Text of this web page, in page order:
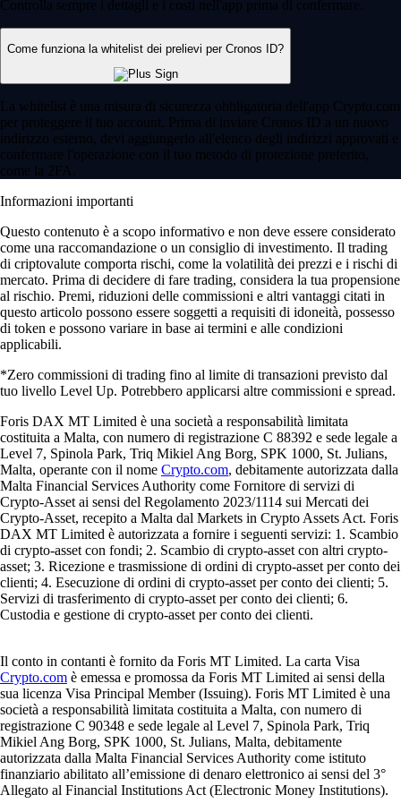
Controlla sempre i dettagli e i costi nell'app prima di confermare.
Come funziona la whitelist dei prelievi per Cronos ID?
La whitelist è una misura di sicurezza obbligatoria dell'app Crypto.com
per proteggere il tuo account. Prima di inviare Cronos ID a un nuovo
indirizzo esterno, devi aggiungerlo all'elenco degli indirizzi approvati e
confermare l'operazione con il tuo metodo di protezione preferito,
come la 2FA.
Informazioni importanti
Questo contenuto è a scopo informativo e non deve essere considerato
come una raccomandazione o un consiglio di investimento. Il trading
di criptovalute comporta rischi, come la volatilità dei prezzi e i rischi di
mercato. Prima di decidere di fare trading, considera la tua propensione
al rischio. Premi, riduzioni delle commissioni e altri vantaggi citati in
questo articolo possono essere soggetti a requisiti di idoneità, possesso
di token e possono variare in base ai termini e alle condizioni
applicabili.
*Zero commissioni di trading fino al limite di transazioni previsto dal
tuo livello Level Up. Potrebbero applicarsi altre commissioni e spread.
Foris DAX MT Limited è una società a responsabilità limitata
costituita a Malta, con numero di registrazione C 88392 e sede legale a
Level 7, Spinola Park, Triq Mikiel Ang Borg, SPK 1000, St. Julians,
Malta, operante con il nome Crypto.com, debitamente autorizzata dalla
Malta Financial Services Authority come Fornitore di servizi di
Crypto-Asset ai sensi del Regolamento 2023/1114 sui Mercati dei
Crypto-Asset, recepito a Malta dal Markets in Crypto Assets Act. Foris
DAX MT Limited è autorizzata a fornire i seguenti servizi: 1. Scambio
di crypto-asset con fondi; 2. Scambio di crypto-asset con altri crypto-
asset; 3. Ricezione e trasmissione di ordini di crypto-asset per conto dei
clienti; 4. Esecuzione di ordini di crypto-asset per conto dei clienti; 5.
Servizi di trasferimento di crypto-asset per conto dei clienti; 6.
Custodia e gestione di crypto-asset per conto dei clienti.
Il conto in contanti è fornito da Foris MT Limited. La carta Visa
Crypto.com è emessa e promossa da Foris MT Limited ai sensi della
sua licenza Visa Principal Member (Issuing). Foris MT Limited è una
società a responsabilità limitata costituita a Malta, con numero di
registrazione C 90348 e sede legale al Level 7, Spinola Park, Triq
Mikiel Ang Borg, SPK 1000, St. Julians, Malta, debitamente
autorizzata dalla Malta Financial Services Authority come istituto
finanziario abilitato all’emissione di denaro elettronico ai sensi del 3°
Allegato al Financial Institutions Act (Electronic Money Institutions).